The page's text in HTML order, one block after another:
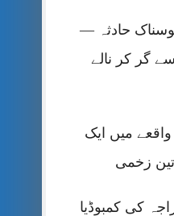
حادثہ —
گر کر نالے
میں ایک
زخمی
کی کمبوڈیا